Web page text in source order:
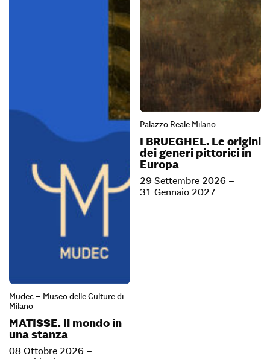
Mudec – Museo delle Culture di
Milano
MATISSE. Il mondo in
una stanza
08 Ottobre 2026 –
Palazzo Reale Milano
I BRUEGHEL. Le origini
dei generi pittorici in
Europa
29 Settembre 2026 –
31 Gennaio 2027